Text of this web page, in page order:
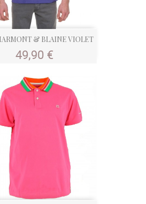
& BLAINE VIOLET
Prix
49,90 €